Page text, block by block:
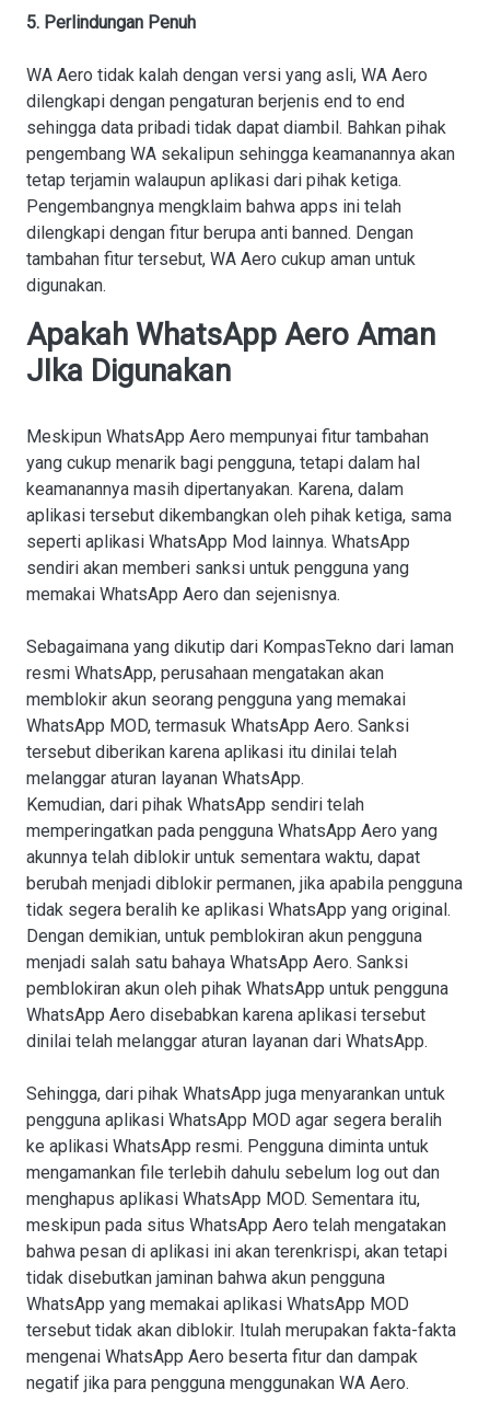
5. Perlindungan Penuh
WA Aero tidak kalah dengan versi yang asli, WA Aero
dilengkapi dengan pengaturan berjenis end to end
sehingga data pribadi tidak dapat diambil. Bahkan pihak
pengembang WA sekalipun sehingga keamanannya akan
tetap terjamin walaupun aplikasi dari pihak ketiga.
Pengembangnya mengklaim bahwa apps ini telah
dilengkapi dengan fitur berupa anti banned. Dengan
tambahan fitur tersebut, WA Aero cukup aman untuk
digunakan.
Apakah WhatsApp Aero Aman
JIka Digunakan
Meskipun WhatsApp Aero mempunyai fitur tambahan
yang cukup menarik bagi pengguna, tetapi dalam hal
keamanannya masih dipertanyakan. Karena, dalam
aplikasi tersebut dikembangkan oleh pihak ketiga, sama
seperti aplikasi WhatsApp Mod lainnya. WhatsApp
sendiri akan memberi sanksi untuk pengguna yang
memakai WhatsApp Aero dan sejenisnya.
Sebagaimana yang dikutip dari KompasTekno dari laman
resmi WhatsApp, perusahaan mengatakan akan
memblokir akun seorang pengguna yang memakai
WhatsApp MOD, termasuk WhatsApp Aero. Sanksi
tersebut diberikan karena aplikasi itu dinilai telah
melanggar aturan layanan WhatsApp.
Kemudian, dari pihak WhatsApp sendiri telah
memperingatkan pada pengguna WhatsApp Aero yang
akunnya telah diblokir untuk sementara waktu, dapat
berubah menjadi diblokir permanen, jika apabila pengguna
tidak segera beralih ke aplikasi WhatsApp yang original.
Dengan demikian, untuk pemblokiran akun pengguna
menjadi salah satu bahaya WhatsApp Aero. Sanksi
pemblokiran akun oleh pihak WhatsApp untuk pengguna
WhatsApp Aero disebabkan karena aplikasi tersebut
dinilai telah melanggar aturan layanan dari WhatsApp.
Sehingga, dari pihak WhatsApp juga menyarankan untuk
pengguna aplikasi WhatsApp MOD agar segera beralih
ke aplikasi WhatsApp resmi. Pengguna diminta untuk
mengamankan file terlebih dahulu sebelum log out dan
menghapus aplikasi WhatsApp MOD. Sementara itu,
meskipun pada situs WhatsApp Aero telah mengatakan
bahwa pesan di aplikasi ini akan terenkrispi, akan tetapi
tidak disebutkan jaminan bahwa akun pengguna
WhatsApp yang memakai aplikasi WhatsApp MOD
tersebut tidak akan diblokir. Itulah merupakan fakta-fakta
mengenai WhatsApp Aero beserta fitur dan dampak
negatif jika para pengguna menggunakan WA Aero.